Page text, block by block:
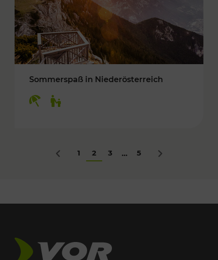
Sommerspaß in Niederösterreich
Zurück
1 2 3 ... 5 Nächstes